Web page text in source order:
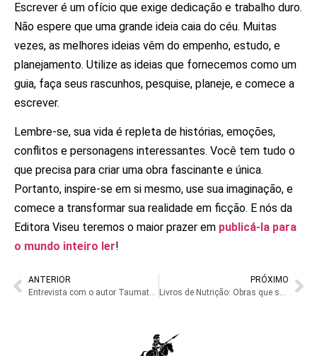
Escrever é um ofício que exige dedicação e trabalho duro.
Não espere que uma grande ideia caia do céu. Muitas
vezes, as melhores ideias vêm do empenho, estudo, e
planejamento. Utilize as ideias que fornecemos como um
guia, faça seus rascunhos, pesquise, planeje, e comece a
escrever.
Lembre-se, sua vida é repleta de histórias, emoções,
conflitos e personagens interessantes. Você tem tudo o
que precisa para criar uma obra fascinante e única.
Portanto, inspire-se em si mesmo, use sua imaginação, e
comece a transformar sua realidade em ficção. E nós da
Editora Viseu teremos o maior prazer em publicá-la para
o mundo inteiro ler!
ANTERIOR
Entrevista com o autor Taumaturgo Lucena Torres sobre o livro Elos de Sangue
PRÓXIMO
Livros de Nutrição: Obras que salvam vidas através da informação